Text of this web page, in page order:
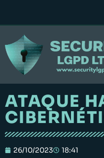
ATAQUE
26/10/2023 18:41